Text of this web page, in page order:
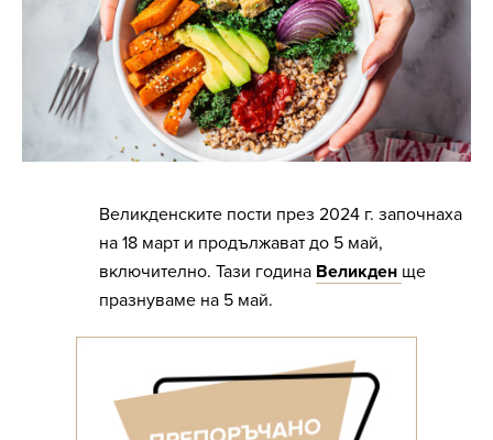
Великденските пости през 2024 г. започнаха
на 18 март и продължават до 5 май,
включително. Тази година Великден ще
празнуваме на 5 май.